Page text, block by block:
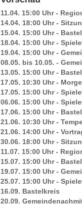
11.04. 15:00 Uhr -
14.04. 18:00 Uhr -
15.04. 15:00 Uhr -
18.04. 15:00 Uhr -
19.04. 15:00 Uhr -
08.05. bis 10.05. -
13.05. 15:00 Uhr -
17.05. 10:30 Uhr -
17.05. 15:00 Uhr -
06.06. 15:00 Uhr -
17.06. 15:00 Uhr -
21.06. 10:30 Uhr -
21.06. 14:00 Uhr -
30.06. 18:00 Uhr -
11.07. 15:00 Uhr -
15.07. 15:00 Uhr -
19.07. 15:00 Uhr -
25.07. 15:00 Uhr -
16.09. Bastelkreis
20.09.